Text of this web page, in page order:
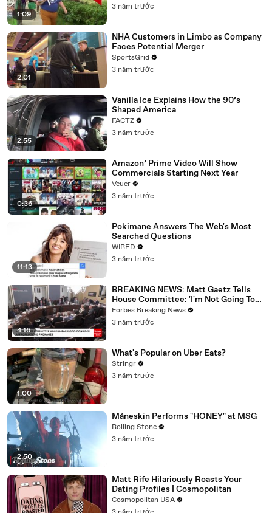
1:09
3 năm trước
2:01
NHA Customers in Limbo as Company
Faces Potential Merger
SportsGrid
3 năm trước
2:55
Vanilla Ice Explains How the 90’s
Shaped America
FACTZ
3 năm trước
0:36
Amazon’ Prime Video Will Show
Commercials Starting Next Year
Veuer
3 năm trước
11:13
Pokimane Answers The Web's Most
Searched Questions
WIRED
3 năm trước
4:16
BREAKING NEWS: Matt Gaetz Tells
House Committee: 'I'm Not Going To
Vote For A Continuing Resolution'
Forbes Breaking News
3 năm trước
1:00
What's Popular on Uber Eats?
Stringr
3 năm trước
2:50
Måneskin Performs "HONEY" at MSG
Rolling Stone
3 năm trước
Matt Rife Hilariously Roasts Your
Dating Profiles | Cosmopolitan
Cosmopolitan USA